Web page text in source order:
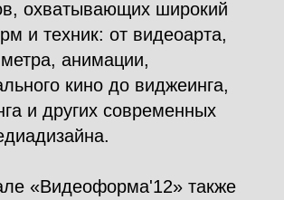
охватывающих широкий
и техник: от видеоарта,
метра, анимации,
кино до виджеинга,
и других современных
«Видеоформа'12» также